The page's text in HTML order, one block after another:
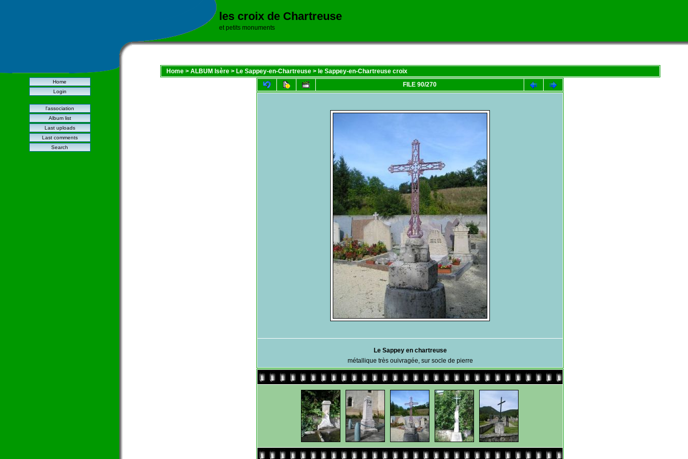
les croix de Chartreuse
et petits monuments
Home
Login
l'association
Album list
Last uploads
Last comments
Search
Home> ALBUM Isère> Le Sappey-en-Chartreuse> le Sappey-en-Chartreuse croix
FILE 90/270
Le Sappey en chartreuse
métallique très ouivragée, sur socle de pierre